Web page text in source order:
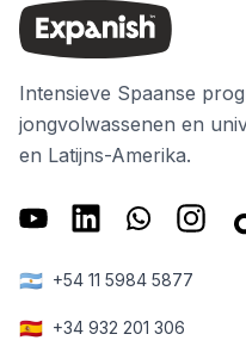
Intensieve Spaanse
jongvolwassenen en
en Latijns-Amerika.
🇦🇷 +54 11 5984 5877
🇪🇸 +34 932 201 306